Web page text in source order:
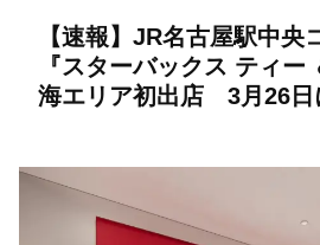
【速報】JR名古屋駅中央
『スターバックス ティー
海エリア初出店 3月26日